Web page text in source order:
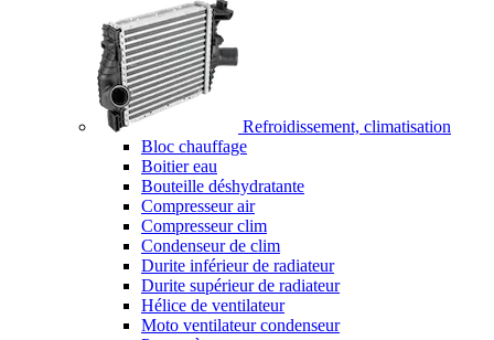
Refroidissement, climatisation
Bloc chauffage
Boitier eau
Bouteille déshydratante
Compresseur air
Compresseur clim
Condenseur de clim
Durite inférieur de radiateur
Durite supérieur de radiateur
Hélice de ventilateur
Moto ventilateur condenseur